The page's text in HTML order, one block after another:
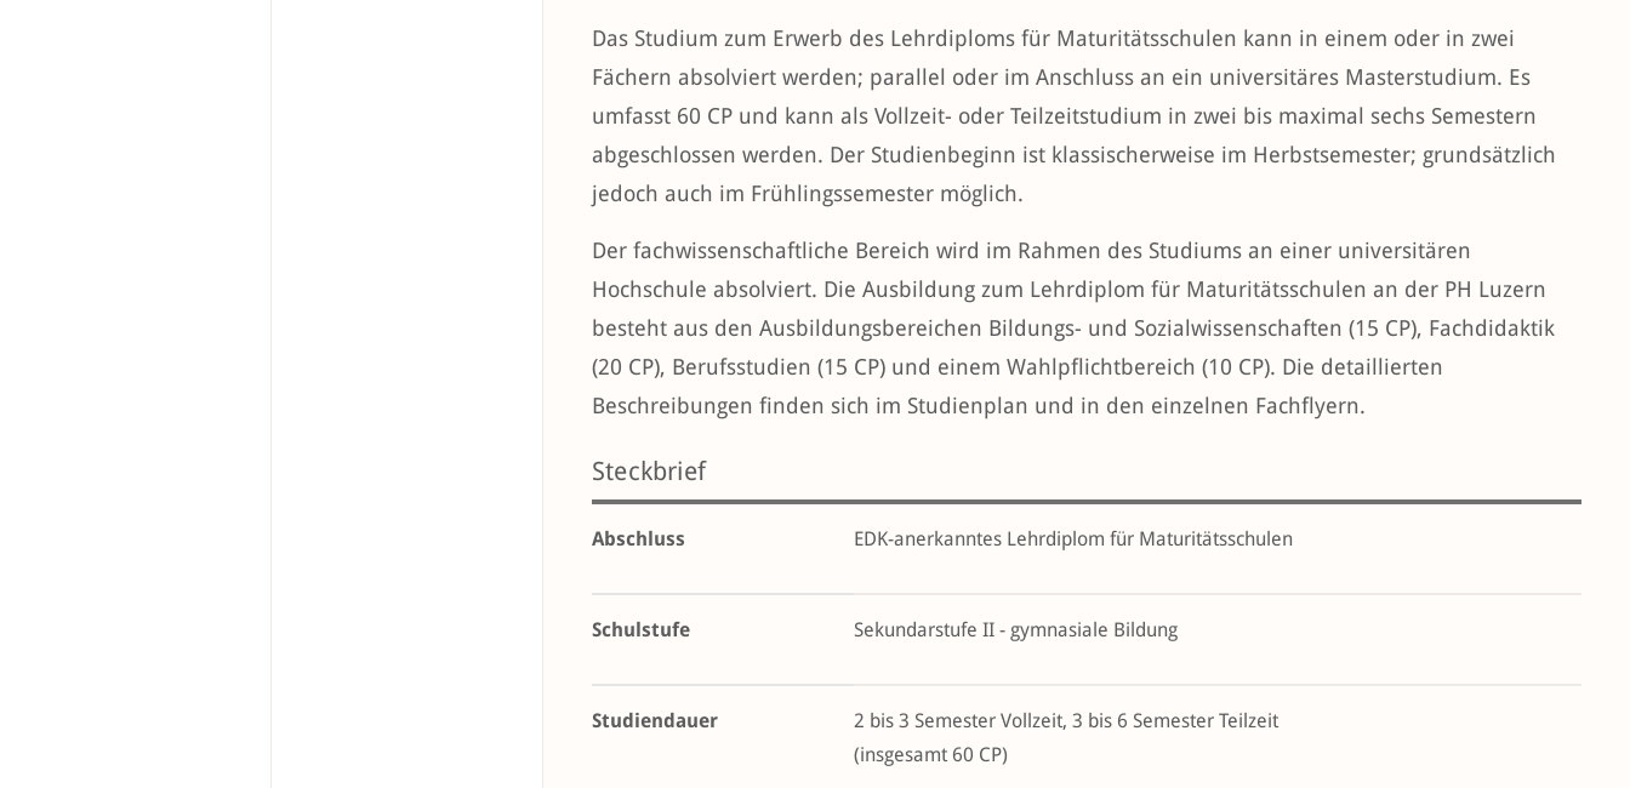
Das Studium zum Erwerb des Lehrdiploms für Maturitätsschulen kann in einem oder in zwei
Fächern absolviert werden; parallel oder im Anschluss an ein universitäres Masterstudium. Es
umfasst 60 CP und kann als Vollzeit- oder Teilzeitstudium in zwei bis maximal sechs Semestern
abgeschlossen werden. Der Studienbeginn ist klassischerweise im Herbstsemester; grundsätzlich
jedoch auch im Frühlingssemester möglich.
Der fachwissenschaftliche Bereich wird im Rahmen des Studiums an einer universitären
Hochschule absolviert. Die Ausbildung zum Lehrdiplom für Maturitätsschulen an der PH Luzern
besteht aus den Ausbildungsbereichen Bildungs- und Sozialwissenschaften (15 CP), Fachdidaktik
(20 CP), Berufsstudien (15 CP) und einem Wahlpflichtbereich (10 CP). Die detaillierten
Beschreibungen finden sich im Studienplan und in den einzelnen Fachflyern.
Steckbrief
Abschluss EDK-anerkanntes Lehrdiplom für Maturitätsschulen
Schulstufe Sekundarstufe II - gymnasiale Bildung
Studiendauer
2 bis 3 Semester Vollzeit, 3 bis 6 Semester Teilzeit
(insgesamt 60 CP)